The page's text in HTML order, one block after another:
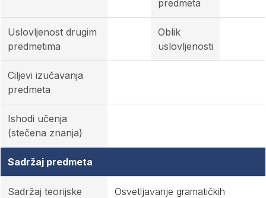
predmeta
Uslovljenost drugim
predmetima
Oblik
uslovljenosti
Ciljevi izučavanja
predmeta
Ishodi učenja
(stečena znanja)
Sadržaj predmeta
Sadržaj teorijske
Osvetljavanje gramatičkih